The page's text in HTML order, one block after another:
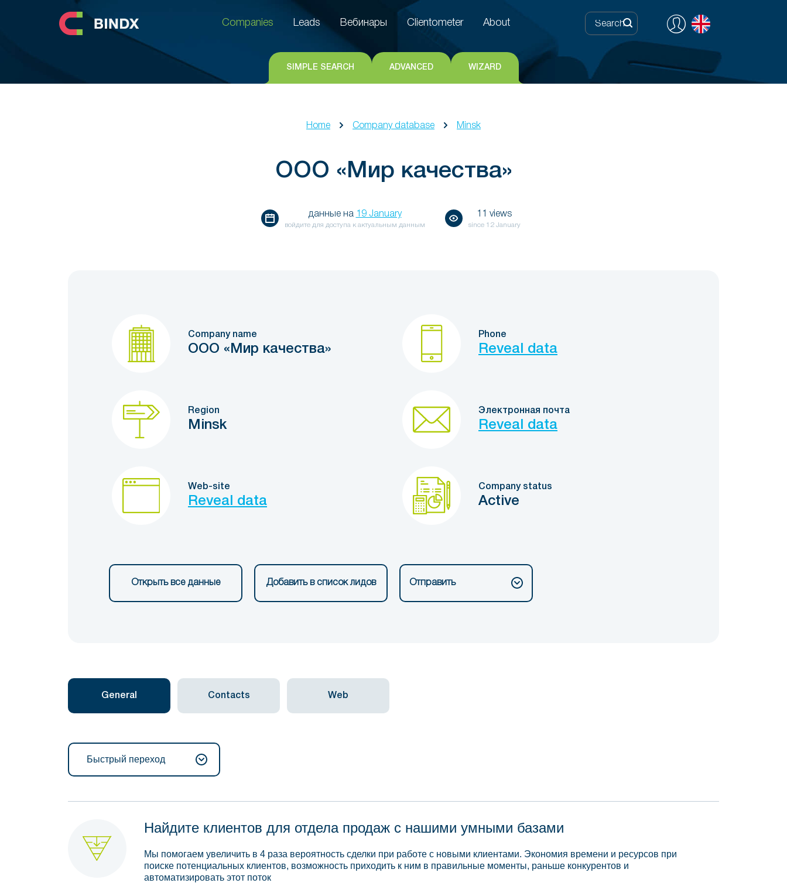
Clientometer
Companies
Leads Вебинары Clientometer About
SIMPLE SEARCH ADVANCED WIZARD
Home Company database Minsk
ООО «Мир качества»
данные на 19 January
войдите для доступа к актуальным данным
11 views
since 12 January
Company name
ООО «Мир качества»
Phone
Reveal data
Region
Minsk
Электронная почта
Reveal data
Web-site
Reveal data
Company status
Active
Открыть все данные Добавить в список лидов Отправить
General Contacts Web
Быстрый переход
Найдите клиентов для отдела продаж с нашими умными базами
Мы помогаем увеличить в 4 раза вероятность сделки при работе с новыми клиентами. Экономия времени и ресурсов при
поиске потенциальных клиентов, возможность приходить к ним в правильные моменты, раньше конкурентов и
автоматизировать этот поток